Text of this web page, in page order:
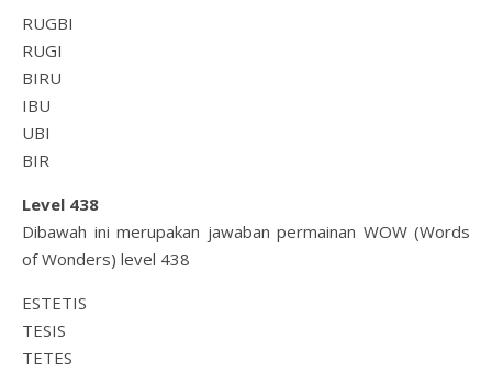
RUGBI
RUGI
BIRU
IBU
UBI
BIR
Level 438
Dibawah ini merupakan jawaban permainan WOW (Words
of Wonders) level 438
ESTETIS
TESIS
TETES